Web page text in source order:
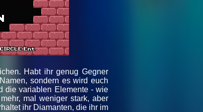
Habt ihr genug Gegner
sondern es wird euch
die variablen Elemente - wie
mal weniger stark, aber
ihr Diamanten, die ihr im